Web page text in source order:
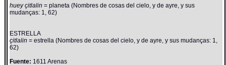
huey çitlalin= planeta (Nombres de cosas del cielo, y de ayre, y sus
mudanças: 1, 62)
ESTRELLA
çitlalin= estrella (Nombres de cosas del cielo, y de ayre, y sus mudanças: 1,
62)
Fuente: 1611 Arenas